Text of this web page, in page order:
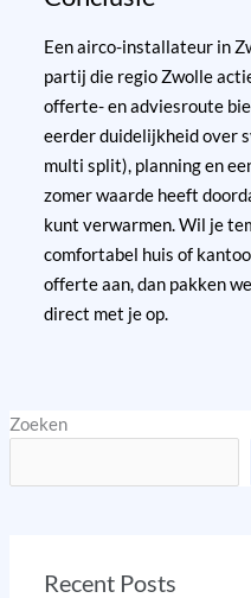
Een airco-installateur in
partij die regio Zwolle
offerte- en adviesroute
eerder duidelijkheid over
multi split), planning en
zomer waarde heeft
kunt verwarmen. Wil je
comfortabel huis of
offerte aan, dan pakken
direct met je op.
Zoeken
Recent Posts